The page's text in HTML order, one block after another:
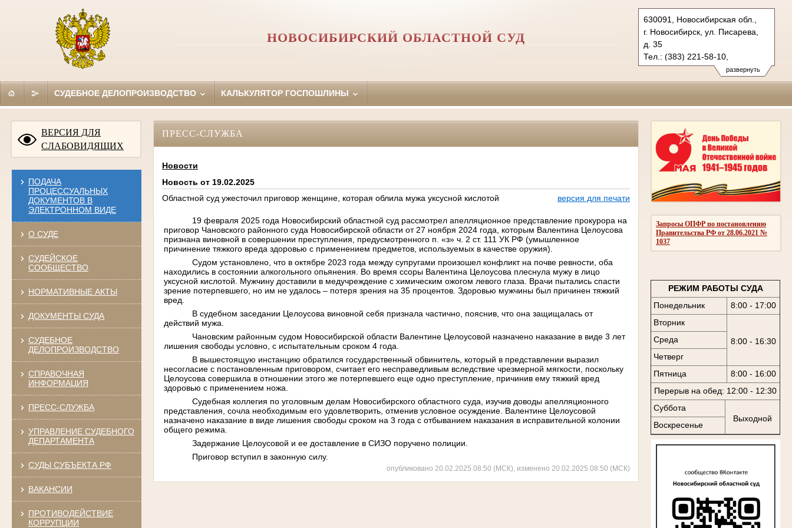
развернуть
630091, Новосибирская обл.,
г. Новосибирск, ул. Писарева,
д. 35
Тел.: (383) 221-58-10,
(383) 221-95-30
oblsud.nsk@sudrf.ru
НОВОСИБИРСКИЙ ОБЛАСТНОЙ СУД
СУДЕБНОЕ ДЕЛОПРОИЗВОДСТВО КАЛЬКУЛЯТОР ГОСПОШЛИНЫ
ВЕРСИЯ ДЛЯ
СЛАБОВИДЯЩИХ
ПОДАЧА
ПРОЦЕССУАЛЬНЫХ
ДОКУМЕНТОВ В
ЭЛЕКТРОННОМ ВИДЕ
О СУДЕ
СУДЕЙСКОЕ
СООБЩЕСТВО
НОРМАТИВНЫЕ АКТЫ
ДОКУМЕНТЫ СУДА
СУДЕБНОЕ
ДЕЛОПРОИЗВОДСТВО
СПРАВОЧНАЯ
ИНФОРМАЦИЯ
ПРЕСС-СЛУЖБА
УПРАВЛЕНИЕ СУДЕБНОГО
ДЕПАРТАМЕНТА
СУДЫ СУБЪЕКТА РФ
ВАКАНСИИ
ПРОТИВОДЕЙСТВИЕ
КОРРУПЦИИ
Запросы ОПФР по постановлению
Правительства РФ от 28.06.2021 №
1037
РЕЖИМ РАБОТЫ СУДА
Понедельник
8:00 - 17:00
Вторник
8:00 - 16:30
Среда
Четверг
Пятница
8:00 - 16:00
Перерыв на обед: 12:00 - 12:30
Суббота
Выходной
Воскресенье
ПРЕСС-СЛУЖБА
Новости
Новость от 19.02.2025
Областной суд ужесточил приговор женщине, которая облила мужа уксусной кислотой
версия для печати
19 февраля 2025 года Новосибирский областной суд рассмотрел апелляционное представление прокурора на
приговор Чановского районного суда Новосибирской области от 27 ноября 2024 года, которым Валентина Целоусова
признана виновной в совершении преступления, предусмотренного п. «з» ч. 2 ст. 111 УК РФ (умышленное
причинение тяжкого вреда здоровью с применением предметов, используемых в качестве оружия).
Судом установлено, что в октябре 2023 года между супругами произошел конфликт на почве ревности, оба
находились в состоянии алкогольного опьянения. Во время ссоры Валентина Целоусова плеснула мужу в лицо
уксусной кислотой. Мужчину доставили в медучреждение с химическим ожогом левого глаза. Врачи пытались спасти
зрение потерпевшего, но им не удалось – потеря зрения на 35 процентов. Здоровью мужчины был причинен тяжкий
вред.
В судебном заседании Целоусова виновной себя признала частично, пояснив, что она защищалась от
действий мужа.
Чановским районным судом Новосибирской области Валентине Целоусовой назначено наказание в виде 3 лет
лишения свободы условно, с испытательным сроком 4 года.
В вышестоящую инстанцию обратился государственный обвинитель, который в представлении выразил
несогласие с постановленным приговором, считает его несправедливым вследствие чрезмерной мягкости, поскольку
Целоусова совершила в отношении этого же потерпевшего еще одно преступление, причинив ему тяжкий вред
здоровью с применением ножа.
Судебная коллегия по уголовным делам Новосибирского областного суда, изучив доводы апелляционного
представления, сочла необходимым его удовлетворить, отменив условное осуждение. Валентине Целоусовой
назначено наказание в виде лишения свободы сроком на 3 года с отбыванием наказания в исправительной колонии
общего режима.
Задержание Целоусовой и ее доставление в СИЗО поручено полиции.
Приговор вступил в законную силу.
опубликовано 20.02.2025 08:50 (МСК), изменено 20.02.2025 08:50 (МСК)